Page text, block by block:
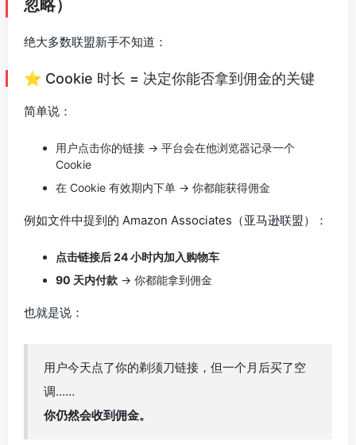
忽略）
绝大多数联盟新手不知道：
⭐ Cookie 时长 = 决定你能否拿到佣金的关键
简单说：
用户点击你的链接 → 平台会在他浏览器记录一个
Cookie
在 Cookie 有效期内下单 → 你都能获得佣金
例如文件中提到的 Amazon Associates（亚马逊联盟）：
点击链接后 24 小时内加入购物车
90 天内付款 → 你都能拿到佣金
也就是说：
用户今天点了你的剃须刀链接，但一个月后买了空
调……
你仍然会收到佣金。